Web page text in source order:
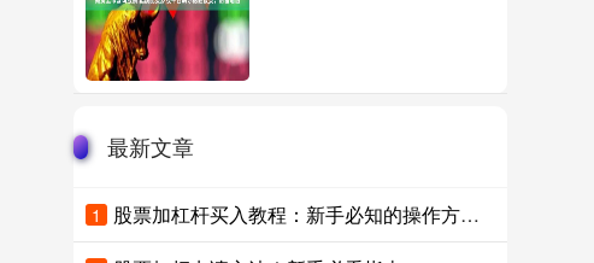
最新文章
1 股票加杠杆买入教程：新手必知的操作方法与风险